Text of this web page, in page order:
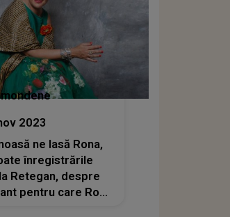
2023
ne lasă Rona,
înregistrările
Retegan, despre
pentru care Rona